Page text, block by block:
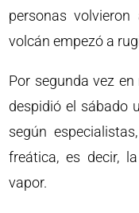
personas
volcán empezó a
Por segunda vez
despidió el sábado
según
freática, es decir,
vapor.